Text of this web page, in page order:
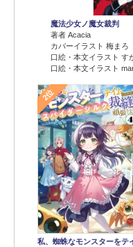
魔法少女ノ魔女裁判
著者 Acacia
カバーイラスト 梅まろ
口絵・本文イラスト す
口絵・本文イラスト
2位
私、蜘蛛なモンスターをテ